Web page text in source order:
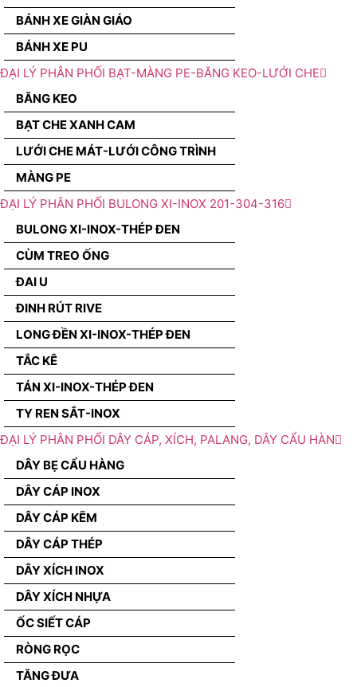
BÁNH XE GIÀN GIÁO
BÁNH XE PU
ĐẠI LÝ PHÂN PHỐI BẠT-MÀNG PE-BĂNG KEO-LƯỚI CHE
BĂNG KEO
BẠT CHE XANH CAM
LƯỚI CHE MÁT-LƯỚI CÔNG TRÌNH
MÀNG PE
ĐẠI LÝ PHÂN PHỐI BULONG XI-INOX 201-304-316
BULONG XI-INOX-THÉP ĐEN
CÙM TREO ỐNG
ĐAI U
ĐINH RÚT RIVE
LONG ĐỀN XI-INOX-THÉP ĐEN
TẮC KÊ
TÁN XI-INOX-THÉP ĐEN
TY REN SẮT-INOX
ĐẠI LÝ PHÂN PHỐI DÂY CÁP, XÍCH, PALANG, DÂY CẨU HÀN
DÂY BẸ CẨU HÀNG
DÂY CÁP INOX
DÂY CÁP KẼM
DÂY CÁP THÉP
DÂY XÍCH INOX
DÂY XÍCH NHỰA
ỐC SIẾT CÁP
RÒNG RỌC
TĂNG ĐƯA